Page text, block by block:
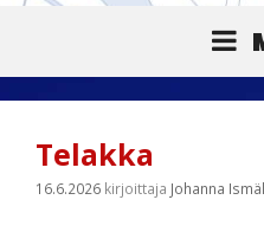
Telakka
16.6.2026 kirjoittaja Johanna